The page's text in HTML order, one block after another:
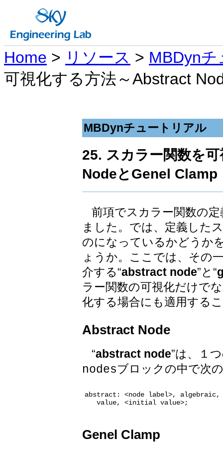
Home > リソース > MBDyn
可視化する方法～Abstract
MBDynチュートリアル
25. スカラー関数を
NodeとGenel Clamp
前項でスカラー関数の
ました。では、定義した
のになっているかどうか
ょうか。ここでは、その
介する“abstract node”と“
ラー関数の可視化だけで
化する場合にも適用する
Abstract Node
“abstract node”は、１
nodesブロックの中で次
abstract: <node label>, algebraic,
Genel Clamp